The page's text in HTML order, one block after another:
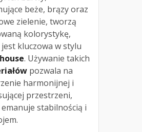
beże, brązy oraz
zielenie, tworzą
kolorystykę,
kluczowa w stylu
. Używanie takich
pozwala na
harmonijnej i
przestrzeni,
stabilnością i